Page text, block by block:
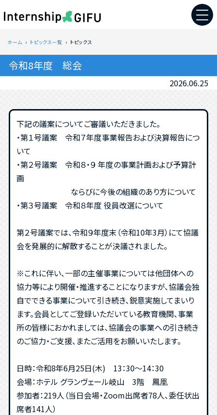
ホーム トピックス一覧 トピックス
令和8年度 総会
2026.06.25
下記の議案についてご審議いただきました。
・第１号議案 令和７年度事業報告および決算報告につ
いて
・第２号議案 令和８・９ 年度の事業計画および予算計
画
ならびに今後の組織のあり方について
・第３号議案 令和８年度 役員改選について
第２号議案では、令和９年度末（令和10年3月）にて協議
会を発展的に解散することが決議されました。
※これに伴い、一部の主催事業については他団体への
協力等により開催・推進することになりますが、協議会独
自でできる事業について引き続き、鋭意実施してまいり
ます。会員としてご登録いただいている教育機関、事業
所の皆様におかれましては、協議会の事業への引き続き
のご協力・ご支援、またご活用をお願いいたします。
日時：令和8年6月25日(木) 13：30～14：30
会場：ホテル グランヴェール岐山 3階 鳳凰
参加者：219人（当日会場・Zoom出席者78人、委任状出
席者141人）